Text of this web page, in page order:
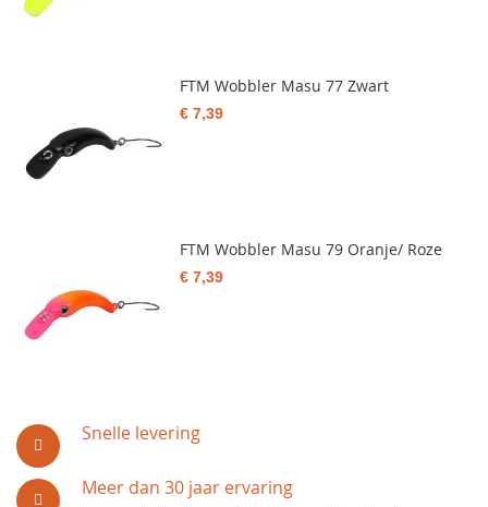
Snelle levering
Meer dan 30 jaar ervaring
FTM Wobbler Masu 77 Zwart
€ 7,39
FTM Wobbler Masu 79 Oranje/ Roze
€ 7,39